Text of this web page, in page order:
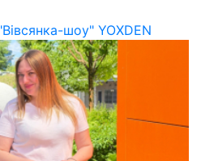
шоу" YOXDEN